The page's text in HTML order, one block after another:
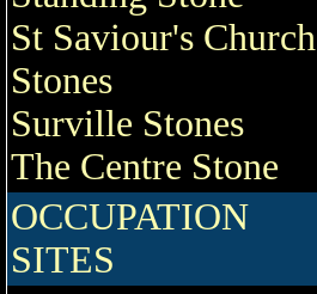
St Saviour's Church
Stones
Surville Stones
The Centre Stone
OCCUPATION
SITES